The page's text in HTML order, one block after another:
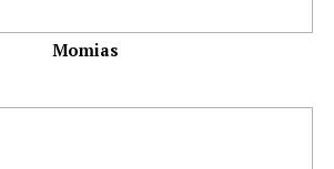
Momias